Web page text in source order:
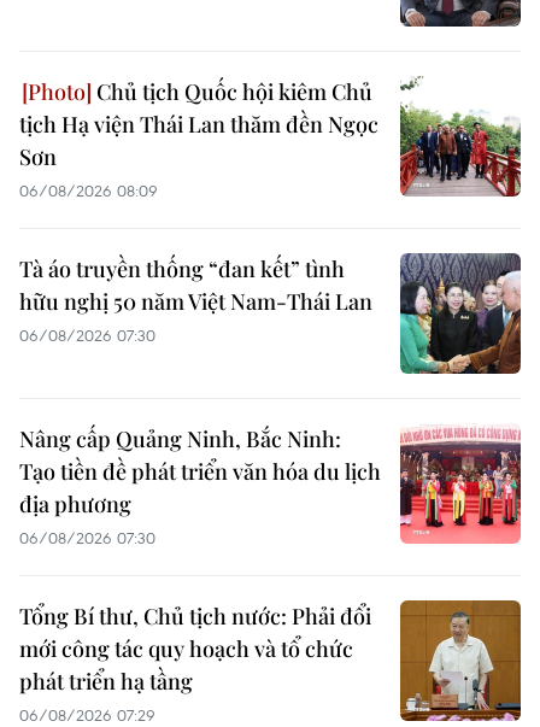
Chủ tịch Quốc hội kiêm Chủ
tịch Hạ viện Thái Lan thăm đền Ngọc
Sơn
06/08/2026 08:09
Tà áo truyền thống “đan kết” tình
hữu nghị 50 năm Việt Nam-Thái Lan
06/08/2026 07:30
Nâng cấp Quảng Ninh, Bắc Ninh:
Tạo tiền đề phát triển văn hóa du lịch
địa phương
06/08/2026 07:30
Tổng Bí thư, Chủ tịch nước: Phải đổi
mới công tác quy hoạch và tổ chức
phát triển hạ tầng
06/08/2026 07:29